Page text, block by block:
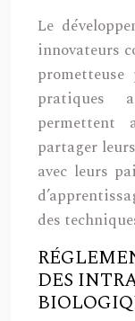
Le
innovateurs
pratiques
permettent
partager
avec leurs
des
DES